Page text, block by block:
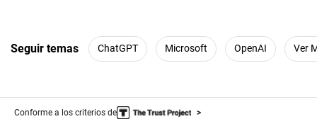
Seguir temas ChatGPT Microsoft OpenAI Ver
Conforme a los criterios de